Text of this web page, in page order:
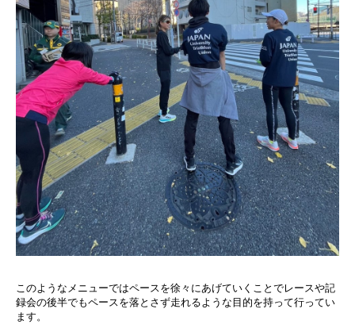
このようなメニューではペースを徐々にあげていくことでレースや記
録会の後半でもペースを落とさず走れるような目的を持って行ってい
ます。